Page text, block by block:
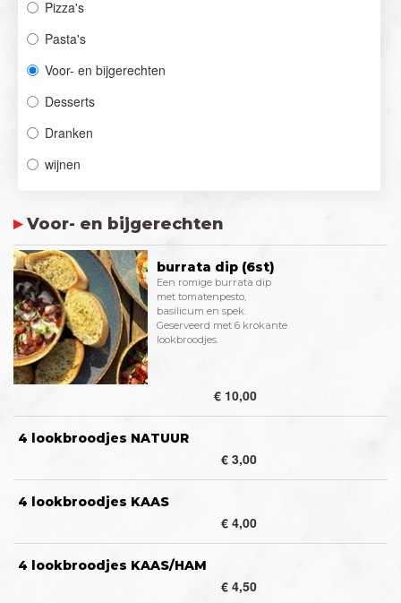
Pizza's
Pasta's
Voor- en bijgerechten
Desserts
Dranken
wijnen
Voor- en bijgerechten
burrata dip (6st)
Een romige burrata dip
met tomatenpesto,
basilicum en spek.
Geserveerd met 6 krokante
lookbroodjes.
€ 10,00
4 lookbroodjes NATUUR
€ 3,00
4 lookbroodjes KAAS
€ 4,00
4 lookbroodjes KAAS/HAM
€ 4,50